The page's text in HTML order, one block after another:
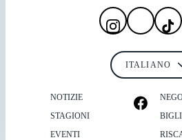
NOTIZIE
STAGIONI
EVENTI